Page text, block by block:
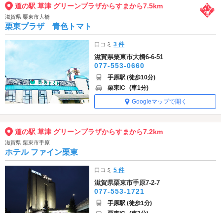
道の駅 草津 グリーンプラザからすまから7.5km
滋賀県 栗東市大橋
栗東プラザ 青色トマト
口コミ3 件
滋賀県栗東市大橋6-6-51
077-553-0660
手原駅 (徒歩10分)
栗東IC (車1分)
Googleマップで開く
道の駅 草津 グリーンプラザからすまから7.2km
滋賀県 栗東市手原
ホテル ファイン栗東
口コミ5 件
滋賀県栗東市手原7-2-7
077-553-1721
手原駅 (徒歩1分)